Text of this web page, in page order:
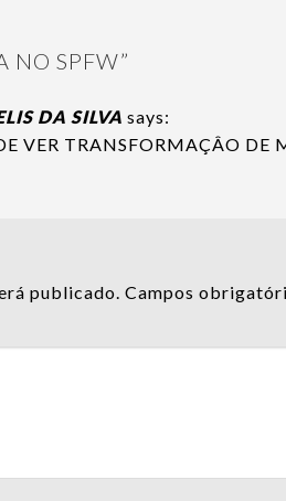
NO SPFW”
DA SILVA says:
VER TRANSFORMAÇÂO DE
publicado. Campos